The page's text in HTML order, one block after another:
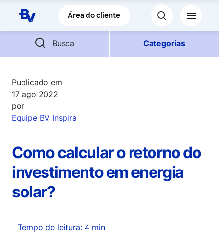
Pular para o Conteúdo principal
Área do cliente
Busca Categorias
Barra de busca
Descubra mais conteúdos
Empréstimos
Financiamentos
Futuro
Parceiros BV
Publicado em
17 ago 2022
por
Equipe BV Inspira
Como calcular o retorno do
investimento em energia
solar?
Tempo de leitura: 4 min